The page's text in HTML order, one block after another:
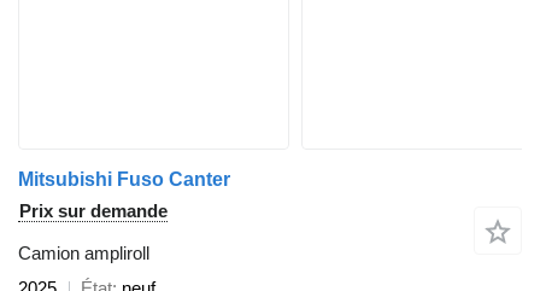
Mitsubishi Fuso Canter
Prix sur demande
Camion ampliroll